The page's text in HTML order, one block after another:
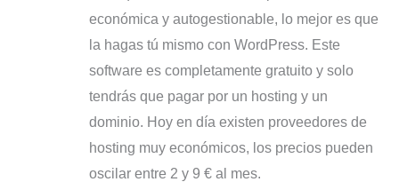
económica y autogestionable, lo mejor es que
la hagas tú mismo con WordPress. Este
software es completamente gratuito y solo
tendrás que pagar por un hosting y un
dominio. Hoy en día existen proveedores de
hosting muy económicos, los precios pueden
oscilar entre 2 y 9 € al mes.